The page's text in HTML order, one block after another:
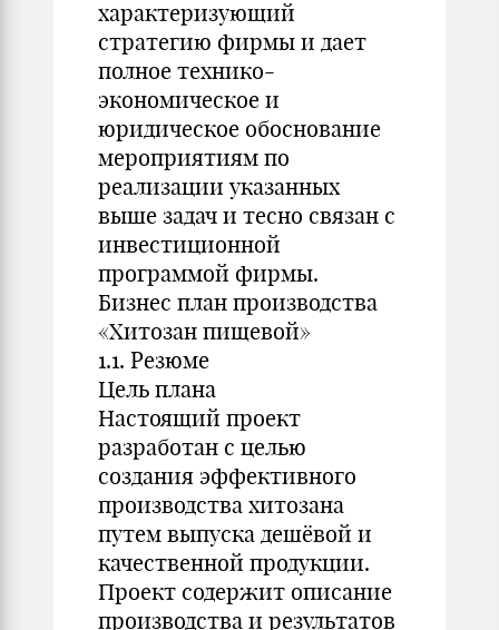
характеризующий
стратегию фирмы и дает
полное технико-
экономическое и
юридическое обоснование
мероприятиям по
реализации указанных
выше задач и тесно связан с
инвестиционной
программой фирмы.
Бизнес план производства
«Хитозан пищевой»
1.1. Резюме
Цель плана
Настоящий проект
разработан с целью
создания эффективного
производства хитозана
путем выпуска дешёвой и
качественной продукции.
Проект содержит описание
производства и результатов